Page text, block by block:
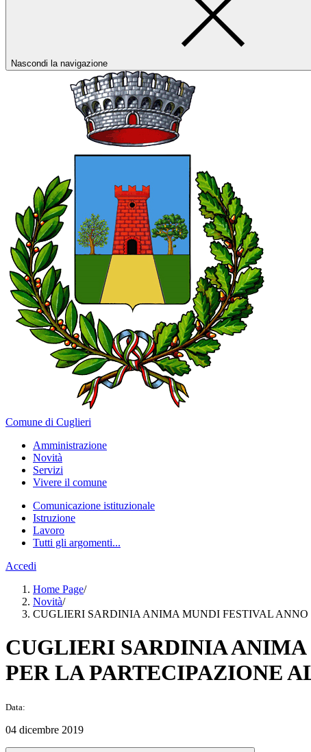
Nascondi la navigazione
Comune di Cuglieri
Amministrazione
Novità
Servizi
Vivere il comune
Comunicazione istituzionale
Istruzione
Lavoro
Tutti gli argomenti...
Accedi
Home Page/
Novità/
CUGLIERI SARDINIA ANIMA MUNDI FESTIVAL ANNO
CUGLIERI SARDINIA
PER LA PARTECIPAZIONE
Data:
04 dicembre 2019